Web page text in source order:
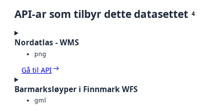
API-ar som tilbyr dette datasettet 4
Nordatlas - WMS
png
Gå til API
Barmarksløyper i Finnmark WFS
gml